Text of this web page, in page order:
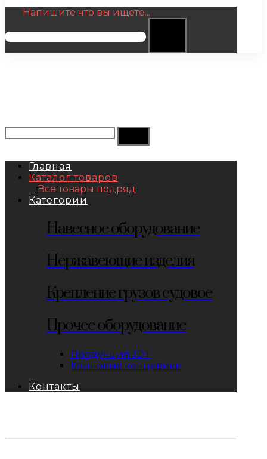
Напишите что вы ищете...
Главная
Каталог товаров
Все товары подряд
Категории
Навесное оборудование
Нержавеющие изделия
Крепление грузов судовое
Прочее оборудование
Продукция JDT
Клиновые концевики
Контакты